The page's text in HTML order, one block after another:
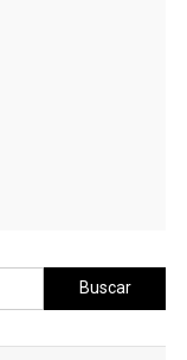
Buscar: